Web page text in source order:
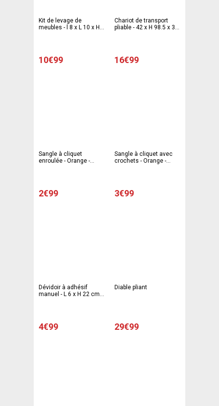
Kit de levage de
meubles - l 8 x L 10 x H
10€99
Chariot de transport
pliable - 42 x H 98.5 x 37
16€99
Sangle à cliquet
enroulée - Orange -
2€99
Sangle à cliquet avec
crochets - Orange -
3€99
Dévidoir à adhésif
manuel - L 6 x H 22 cm -
4€99
Diable pliant
29€99